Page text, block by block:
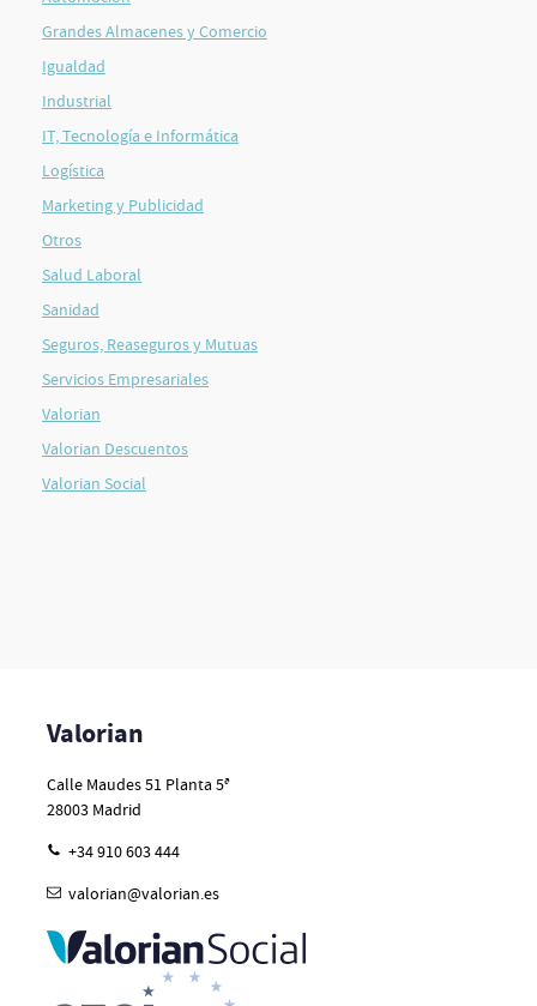
Grandes Almacenes y Comercio
Igualdad
Industrial
IT, Tecnología e Informática
Logística
Marketing y Publicidad
Otros
Salud Laboral
Sanidad
Seguros, Reaseguros y Mutuas
Servicios Empresariales
Valorian
Valorian Descuentos
Valorian Social
Valorian
Calle Maudes 51 Planta 5ª
28003 Madrid
+34 910 603 444
valorian@valorian.es